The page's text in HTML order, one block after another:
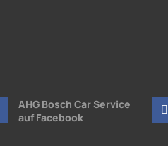
AHG Bosch Car Service
auf Facebook